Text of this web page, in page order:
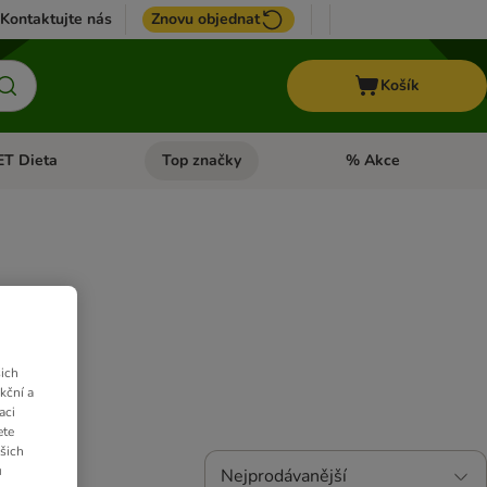
Kontaktujte nás Znovu objednat
Košík
menu: Koně
Dieta Otevřít menu: + VET Dieta
Top značky Otevřít menu: Top
% Akce
Nejprodávanější
a